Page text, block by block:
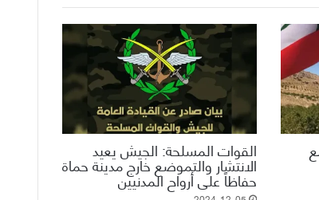
القوات المسلحة: الجيش يعيد
الانتشار والتموضع خارج مدينة حماة
حفاظاً على أرواح المدنيين